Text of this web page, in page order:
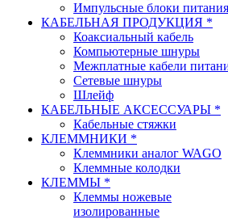
Импульсные блоки питания
КАБЕЛЬНАЯ ПРОДУКЦИЯ *
Коаксиальный кабель
Компьютерные шнуры
Межплатные кабели
Сетевые шнуры
Шлейф
КАБЕЛЬНЫЕ АКСЕССУАРЫ *
Кабельные стяжки
КЛЕММНИКИ *
Клеммники аналог WAGO
Клеммные колодки
КЛЕММЫ *
Клеммы ножевые
изолированные